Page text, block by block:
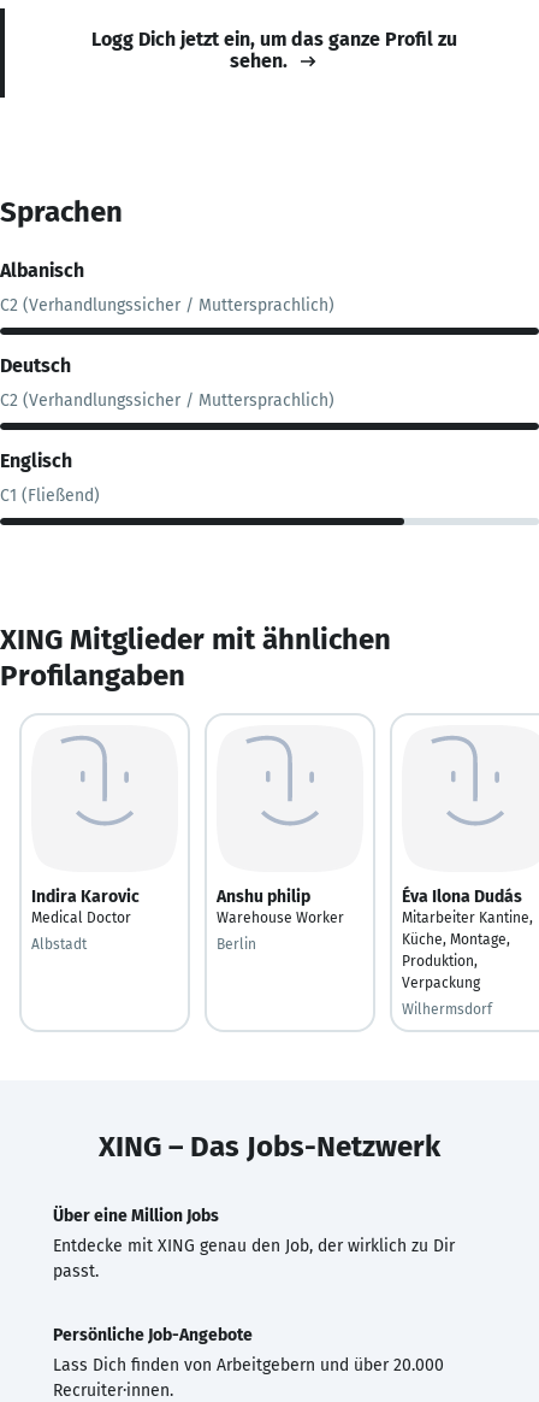
Logg Dich jetzt ein, um das ganze Profil zu
sehen.
Sprachen
Albanisch
C2 (Verhandlungssicher / Muttersprachlich)
Deutsch
C2 (Verhandlungssicher / Muttersprachlich)
Englisch
C1 (Fließend)
XING Mitglieder mit ähnlichen
Profilangaben
Indira Karovic
Medical Doctor
Albstadt
Anshu philip
Warehouse Worker
Berlin
Éva Ilona Dudás
Mitarbeiter Kantine,
Küche, Montage,
Produktion,
Verpackung
Wilhermsdorf
XING – Das Jobs-Netzwerk
Über eine Million Jobs
Entdecke mit XING genau den Job, der wirklich zu Dir
passt.
Persönliche Job-Angebote
Lass Dich finden von Arbeitgebern und über 20.000
Recruiter·innen.